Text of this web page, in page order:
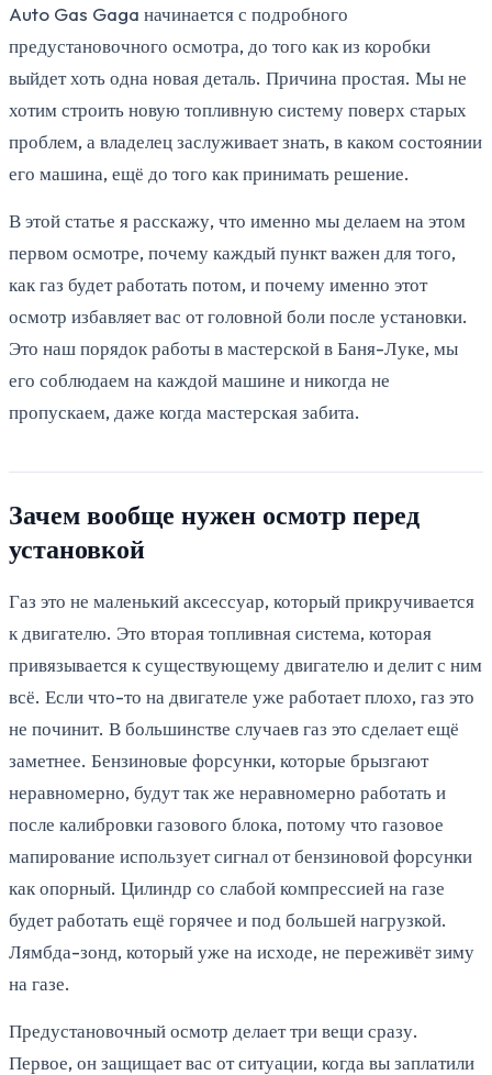
Auto Gas Gaga начинается с подробного
предустановочного осмотра, до того как из коробки
выйдет хоть одна новая деталь. Причина простая. Мы не
хотим строить новую топливную систему поверх старых
проблем, а владелец заслуживает знать, в каком состоянии
его машина, ещё до того как принимать решение.
В этой статье я расскажу, что именно мы делаем на этом
первом осмотре, почему каждый пункт важен для того,
как газ будет работать потом, и почему именно этот
осмотр избавляет вас от головной боли после установки.
Это наш порядок работы в мастерской в Баня-Луке, мы
его соблюдаем на каждой машине и никогда не
пропускаем, даже когда мастерская забита.
Зачем вообще нужен осмотр перед
установкой
Газ это не маленький аксессуар, который прикручивается
к двигателю. Это вторая топливная система, которая
привязывается к существующему двигателю и делит с ним
всё. Если что-то на двигателе уже работает плохо, газ это
не починит. В большинстве случаев газ это сделает ещё
заметнее. Бензиновые форсунки, которые брызгают
неравномерно, будут так же неравномерно работать и
после калибровки газового блока, потому что газовое
мапирование использует сигнал от бензиновой форсунки
как опорный. Цилиндр со слабой компрессией на газе
будет работать ещё горячее и под большей нагрузкой.
Лямбда-зонд, который уже на исходе, не переживёт зиму
на газе.
Предустановочный осмотр делает три вещи сразу.
Первое, он защищает вас от ситуации, когда вы заплатили